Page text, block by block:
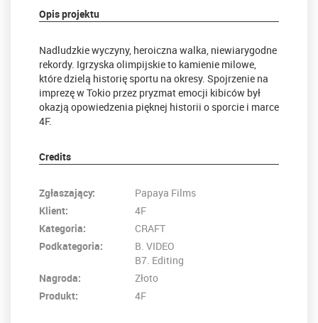
Opis projektu
Nadludzkie wyczyny, heroiczna walka, niewiarygodne
rekordy. Igrzyska olimpijskie to kamienie milowe,
które dzielą historię sportu na okresy. Spojrzenie na
imprezę w Tokio przez pryzmat emocji kibiców był
okazją opowiedzenia pięknej historii o sporcie i marce
4F.
Credits
Zgłaszający:
Papaya Films
Klient:
4F
Kategoria:
CRAFT
Podkategoria:
B. VIDEO
B7. Editing
Nagroda:
Złoto
Produkt:
4F